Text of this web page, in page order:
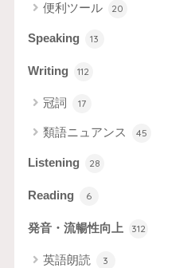
便利ツール 20
Speaking 13
Writing 112
冠詞 17
類語ニュアンス 45
Listening 28
Reading 6
発音・流暢性向上 312
英語朗読 3